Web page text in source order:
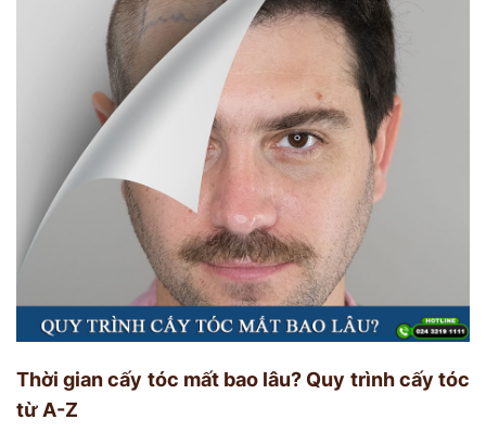
Thời gian cấy tóc mất bao lâu? Quy trình cấy tóc
từ A-Z